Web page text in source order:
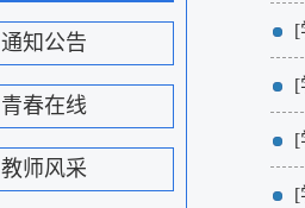
通知公告
青春在线
教师风采
[
[
[
[